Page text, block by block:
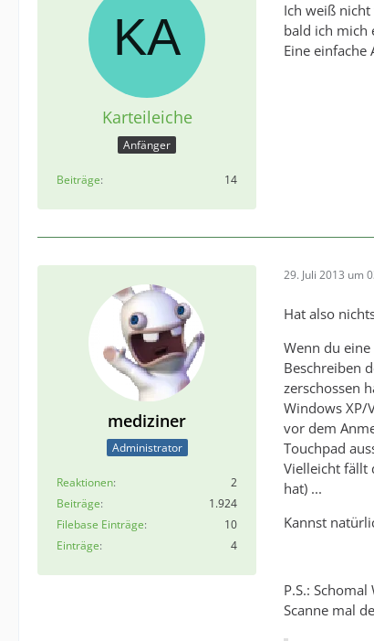
Karteileiche
Anfänger
Beiträge 14
Ich weiß nicht
bald ich mich
Eine
mediziner
Administrator
Reaktionen
2
Beiträge
1.924
Filebase Einträge
10
Einträge
4
29. Juli 2013 um
Hat also
Wenn du
Beschreiben
zerschossen
Windows XP/
vor dem
Touchpad
Vielleicht fällt
hat) ...
Kannst
P.S.:
Scanne mal